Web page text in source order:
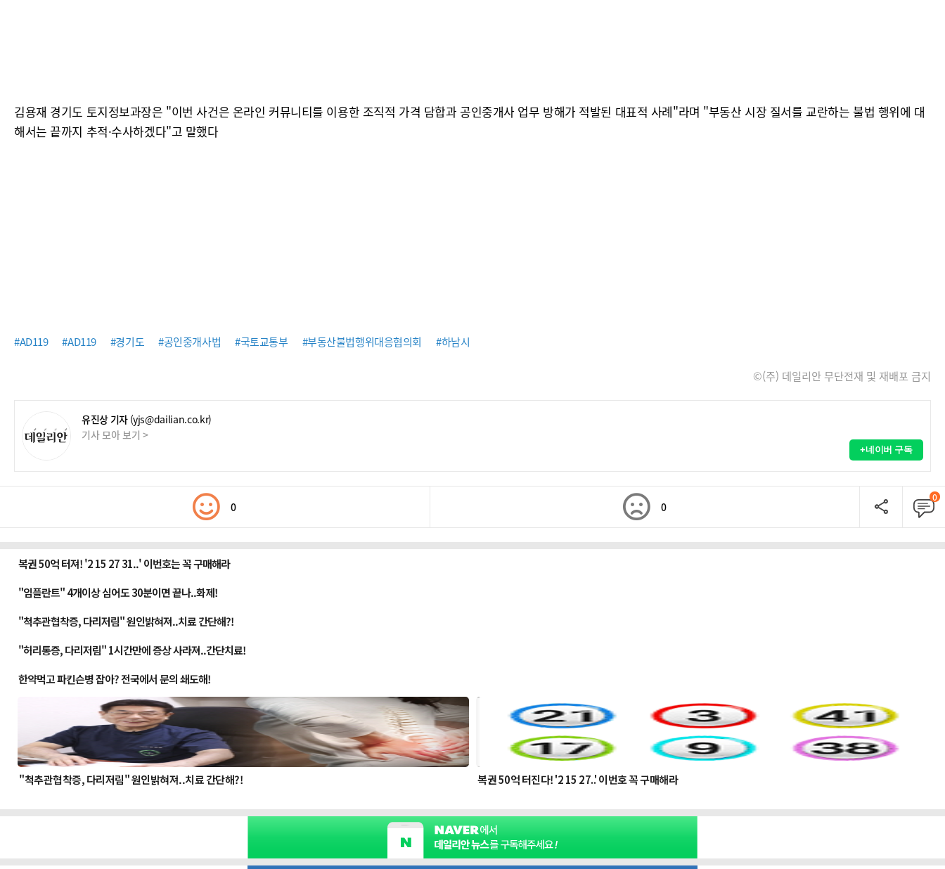
김용재 경기도 토지정보과장은 "이번 사건은 온라인 커뮤니티를 이용한 조직적 가격 담합과 공인중개사 업무 방해가 적발된 대표적 사례"라며 "부동산 시장 질서를 교란하는 불법 행위에 대
해서는 끝까지 추적·수사하겠다"고 말했다
#AD119 #AD119 #경기도 #공인중개사법 #국토교통부 #부동산불법행위대응협의회 #하남시
©(주) 데일리안 무단전재 및 재배포 금지
유진상 기자 (yjs@dailian.co.kr)
기사 모아 보기 >
+네이버 구독
0 0
0